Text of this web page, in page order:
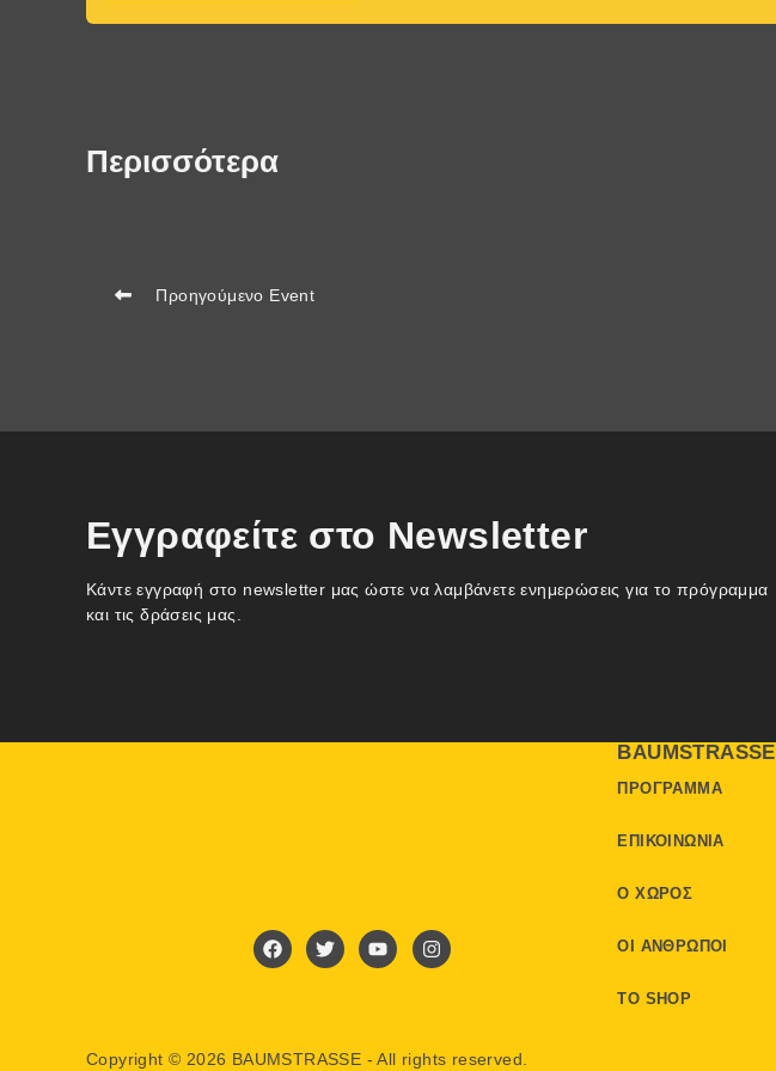
Περισσότερα
Προηγούμενο Event
Εγγραφείτε στο Newsletter
Κάντε εγγραφή στο newsletter μας ώστε να λαμβάνετε ενημερώσεις για το πρόγραμμα
και τις δράσεις μας.
BAUMSTRASSE
ΠΡΌΓΡΑΜΜΑ
ΕΠΙΚΟΙΝΩΝΊΑ
Ο ΧΏΡΟΣ
ΟΙ ΆΝΘΡΩΠΟΙ
ΤΟ SHOP
Copyright © 2026 BAUMSTRASSE - All rights reserved.